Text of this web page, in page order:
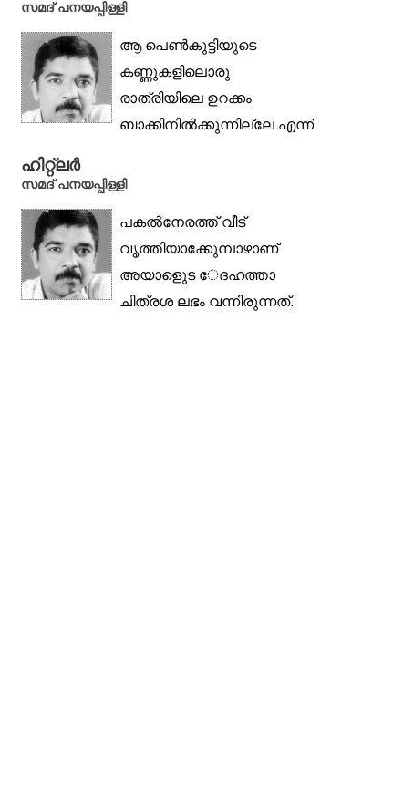
സമദ് പനയപ്പിള്ളി
ആ പെൺകുട്ടിയുടെ
കണ്ണുകളിലൊരു
രാത്രിയിലെ ഉറക്കം
ബാക്കിനിൽക്കുന്നില്ലേ എന്ന്
അതുവരെ തുടർന്ന...
ഹിറ്റ്ലർ
സമദ് പനയപ്പിള്ളി
പകൽനേരത്ത് വീട്
വൃത്തിയാക്കുേമ്പാഴാണ്
അയാളുെട േദഹത്താ
ചിത്രശ ലഭം വന്നിരുന്നത്.